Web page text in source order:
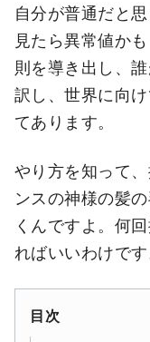
自分が普通だと
見たら異常値か
則を導き出し、
訳し、世界に向
てあります。
やり方を知って
ンスの神様の髪
くんですよ。何
ればいいわけです
目次